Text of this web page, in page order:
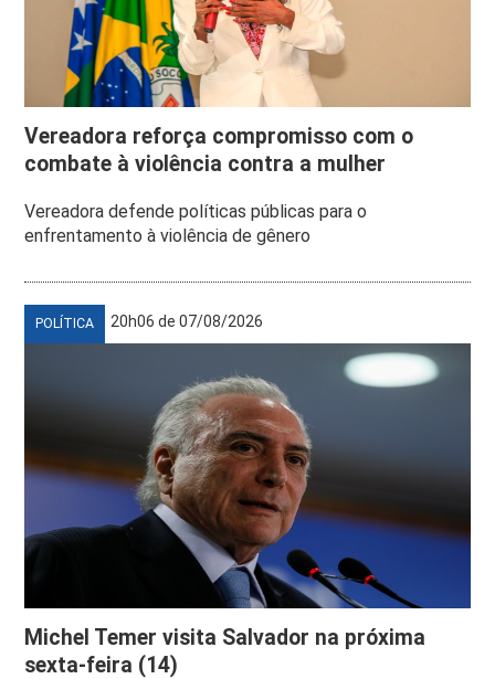
Vereadora reforça compromisso com o
combate à violência contra a mulher
Vereadora defende políticas públicas para o
enfrentamento à violência de gênero
POLÍTICA 20h06 de 07/08/2026
Michel Temer visita Salvador na próxima
sexta-feira (14)